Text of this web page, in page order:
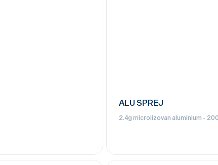
ALU SPREJ
2.4g microlizovan aluminium -